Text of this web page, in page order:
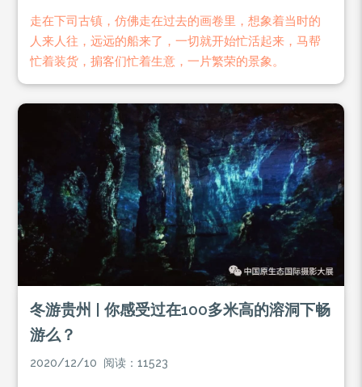
​走在下司古镇，仿佛走在过去的画卷里，想象着当时的
人来人往，远远的船来了，一切就开始忙活起来，马帮
忙着装货，掮客们忙着生意，一片繁荣的景象。
冬游贵州 | 你感受过在100多米高的溶洞下畅
游么？
2020/12/10 阅读：11523